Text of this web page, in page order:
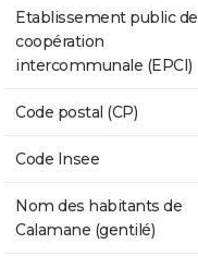
Etablissement public de
coopération
intercommunale (EPCI)
Code postal (CP)
Code Insee
Nom des habitants de
Calamane (gentilé)